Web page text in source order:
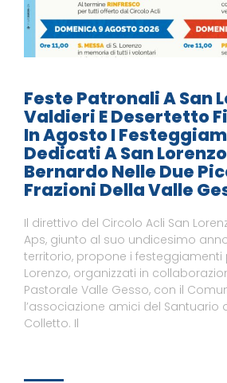
Feste Patronali A San
Valdieri E Desertetto
In Agosto I
Dedicati A San Lorenzo
Bernardo Nelle Due
Frazioni Della Valle
Il direttivo del Circolo Acli San
Aps, giunto al suo undicesimo
territorio, propone i festeggiamenti
Lorenzo, organizzati in
Pastorale Valle Gesso, con il
l’associazione amici del Santuario
Colletto. Il